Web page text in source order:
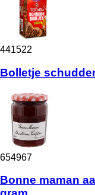
441522
Bolletje
654967
Bonne maman